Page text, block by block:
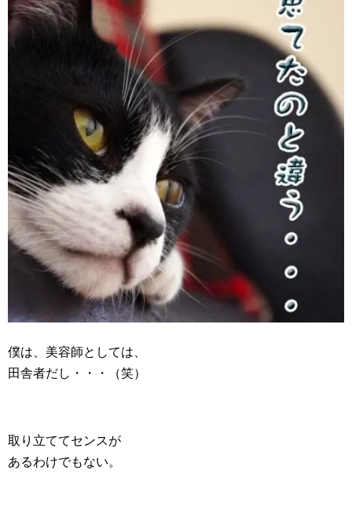
僕は、美容師としては、
田舎者だし・・・（笑）
取り立ててセンスが
あるわけでもない。